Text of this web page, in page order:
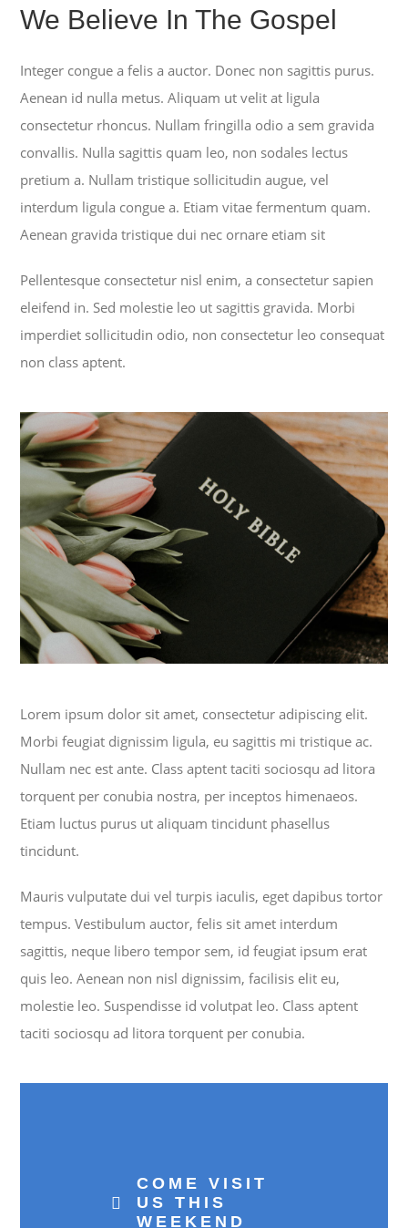
We Believe In The Gospel
Integer congue a felis a auctor. Donec non sagittis purus.
Aenean id nulla metus. Aliquam ut velit at ligula
consectetur rhoncus. Nullam fringilla odio a sem gravida
convallis. Nulla sagittis quam leo, non sodales lectus
pretium a. Nullam tristique sollicitudin augue, vel
interdum ligula congue a. Etiam vitae fermentum quam.
Aenean gravida tristique dui nec ornare etiam sit
Pellentesque consectetur nisl enim, a consectetur sapien
eleifend in. Sed molestie leo ut sagittis gravida. Morbi
imperdiet sollicitudin odio, non consectetur leo consequat
non class aptent.
Lorem ipsum dolor sit amet, consectetur adipiscing elit.
Morbi feugiat dignissim ligula, eu sagittis mi tristique ac.
Nullam nec est ante. Class aptent taciti sociosqu ad litora
torquent per conubia nostra, per inceptos himenaeos.
Etiam luctus purus ut aliquam tincidunt phasellus
tincidunt.
Mauris vulputate dui vel turpis iaculis, eget dapibus tortor
tempus. Vestibulum auctor, felis sit amet interdum
sagittis, neque libero tempor sem, id feugiat ipsum erat
quis leo. Aenean non nisl dignissim, facilisis elit eu,
molestie leo. Suspendisse id volutpat leo. Class aptent
taciti sociosqu ad litora torquent per conubia.
COME VISIT
US THIS
WEEKEND